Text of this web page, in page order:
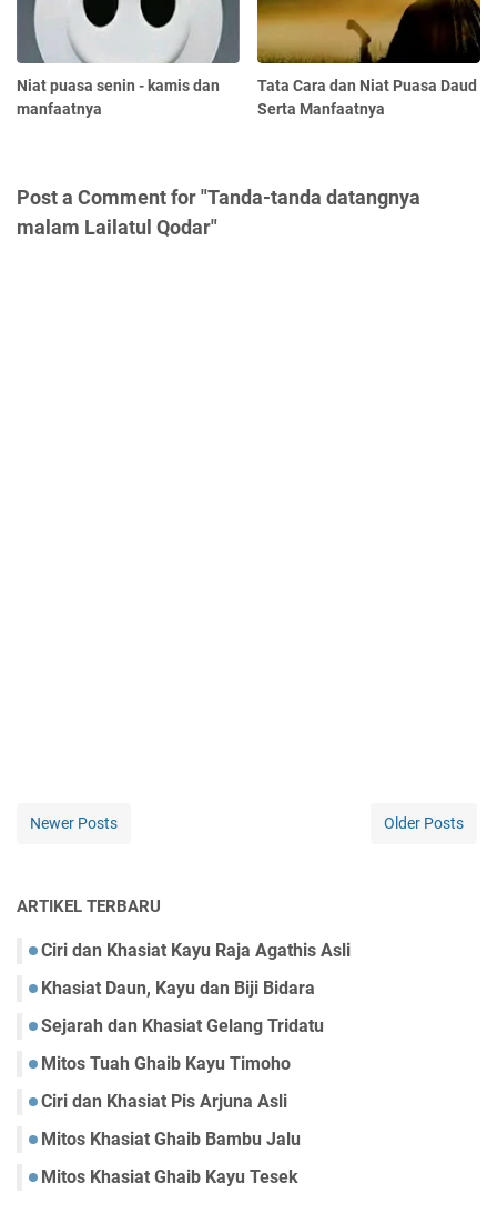
Niat puasa senin - kamis dan
manfaatnya
Tata Cara dan Niat Puasa Daud
Serta Manfaatnya
Post a Comment for "Tanda-tanda datangnya
malam Lailatul Qodar"
Newer Posts Older Posts
ARTIKEL TERBARU
Ciri dan Khasiat Kayu Raja Agathis Asli
Khasiat Daun, Kayu dan Biji Bidara
Sejarah dan Khasiat Gelang Tridatu
Mitos Tuah Ghaib Kayu Timoho
Ciri dan Khasiat Pis Arjuna Asli
Mitos Khasiat Ghaib Bambu Jalu
Mitos Khasiat Ghaib Kayu Tesek